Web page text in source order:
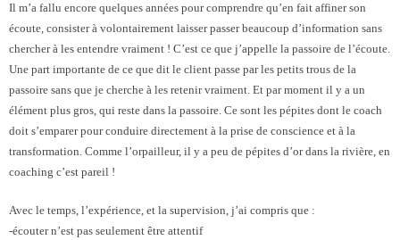
Contact
Blog
Il m’a fallu encore quelques années pour comprendre qu’en fait affiner son
écoute, consister à volontairement laisser passer beaucoup d’information sans
chercher à les entendre vraiment ! C’est ce que j’appelle la passoire de l’écoute.
Une part importante de ce que dit le client passe par les petits trous de la
passoire sans que je cherche à les retenir vraiment. Et par moment il y a un
élément plus gros, qui reste dans la passoire. Ce sont les pépites dont le coach
doit s’emparer pour conduire directement à la prise de conscience et à la
transformation. Comme l’orpailleur, il y a peu de pépites d’or dans la rivière, en
coaching c’est pareil !
Avec le temps, l’expérience, et la supervision, j’ai compris que :
-écouter n’est pas seulement être attentif